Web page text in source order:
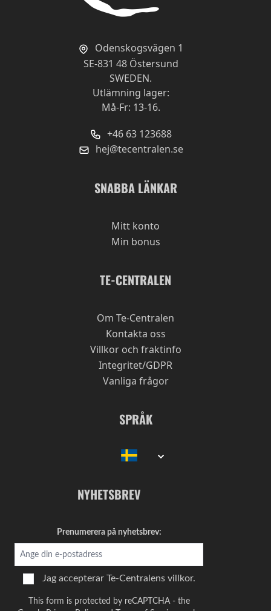
Odenskogsvägen 1
SE-831 48 Östersund
SWEDEN.
Utlämning lager:
Må-Fr: 13-16.
+46 63 123688
hej@tecentralen.se
SNABBA LÄNKAR
Mitt konto
Min bonus
TE-CENTRALEN
Om Te-Centralen
Kontakta oss
Villkor och fraktinfo
Integritet/GDPR
Vanliga frågor
SPRÅK
NYHETSBREV
Prenumerera på nyhetsbrev:
Jag accepterar Te-Centralens villkor.
This form is protected by reCAPTCHA - the